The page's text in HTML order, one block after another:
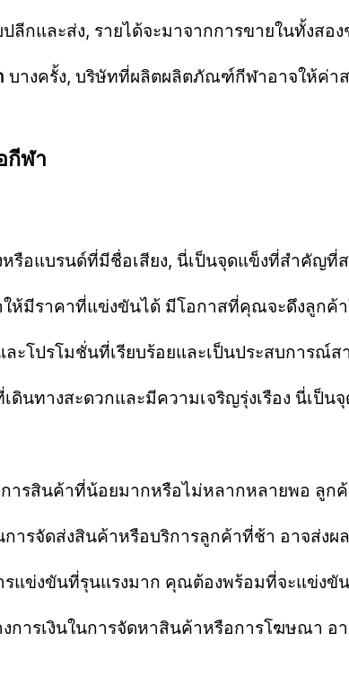
กและส่ง, รายได้จะมาจากการขายในทั้งสอง
บางครั้ง, บริษัทที่ผลิตผลิตภัณฑ์กีฬาอาจให้ค่า
กีฬา
อแบรนด์ที่มีชื่อเสียง, นี่เป็นจุดแข็งที่สำคัญที่
ห้มีราคาที่แข่งขันได้ มีโอกาสที่คุณจะดึงลูกค้
ะโปรโมชั่นที่เรียบร้อยและเป็นประสบการณ์
นทางสะดวกและมีความเจริญรุ่งเรือง นี่เป็น
ารสินค้าที่น้อยมากหรือไม่หลากหลายพอ ลูก
ารจัดส่งสินค้าหรือบริการลูกค้าที่ช้า อาจส่งผ
รแข่งขันที่รุนแรงมาก คุณต้องพร้อมที่จะแข่ง
ารเงินในการจัดหาสินค้าหรือการโฆษณา อ